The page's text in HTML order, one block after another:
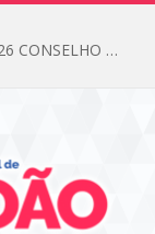
EDITAL DE CHAMADA PÚBLICA Nº 001/2026 CONSELHO DOS DIREITOS DA CRIANÇA E DO ADOLESCENTE